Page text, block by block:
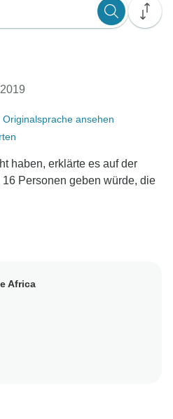
Originalsprache ansehen
haben, erklärte es auf der
Personen geben würde, die
Africa
die Zeit genommen